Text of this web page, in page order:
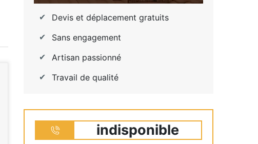
Devis et déplacement gratuits
Sans engagement
Artisan passionné
Travail de qualité
indisponible